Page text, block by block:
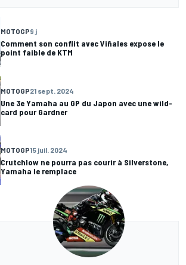
MOTOGP9 j
Comment son conflit avec Viñales expose le
point faible de KTM
MOTOGP21 sept. 2024
Une 3e Yamaha au GP du Japon avec une wild-
card pour Gardner
MOTOGP15 juil. 2024
Crutchlow ne pourra pas courir à Silverstone,
Yamaha le remplace